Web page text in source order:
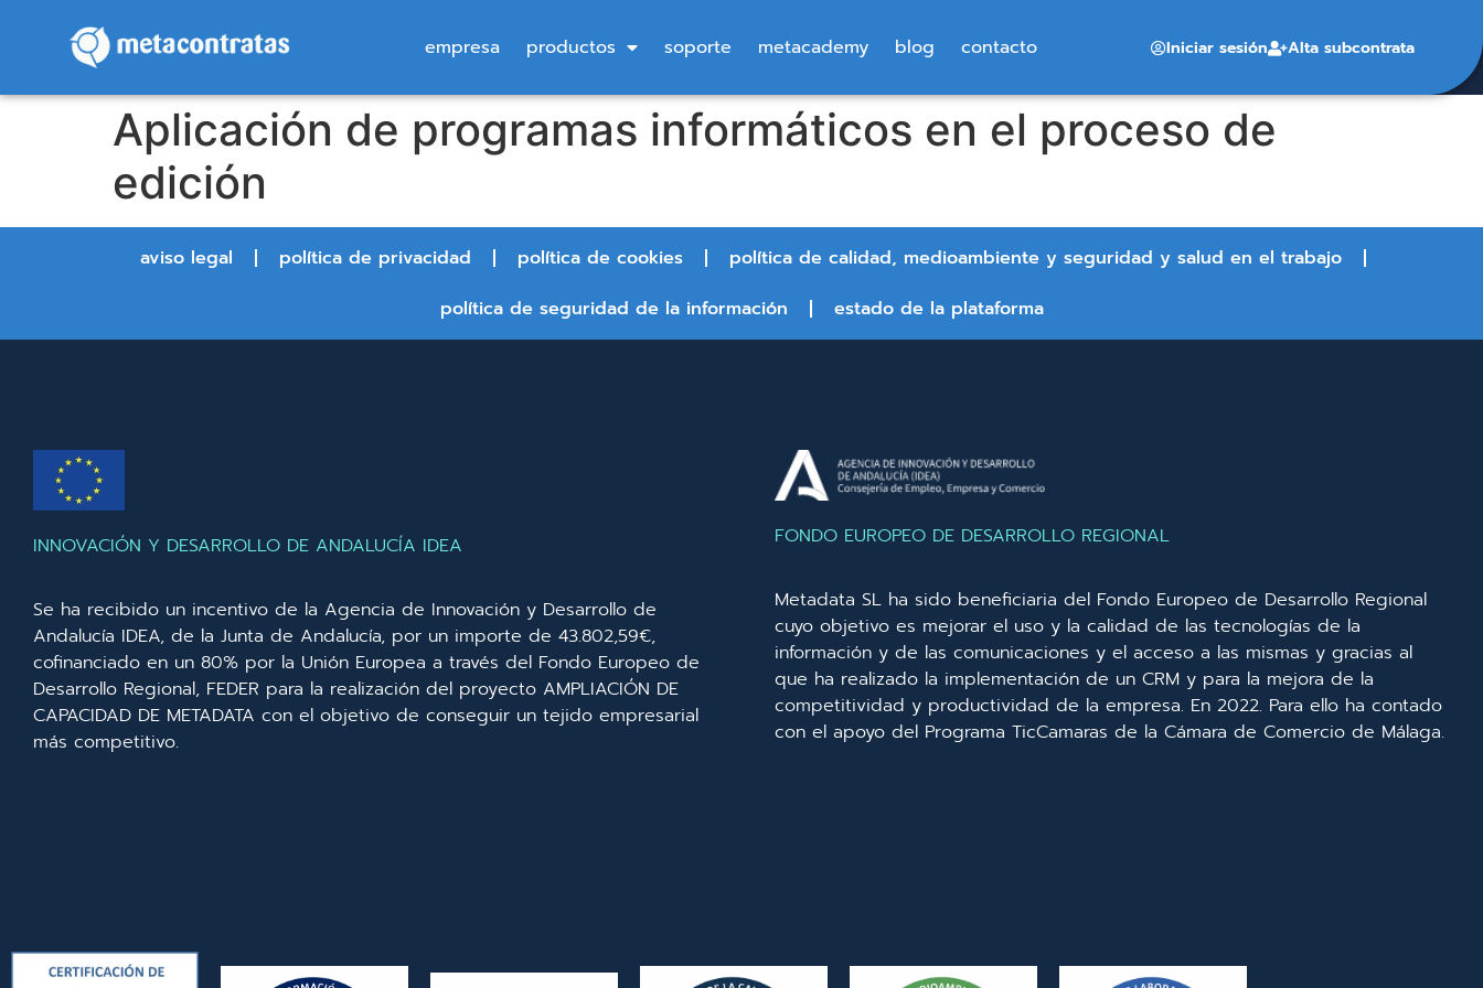
empresa productos soporte metacademy blog contacto Iniciar sesión Alta subcontrata
Aplicación de programas informáticos en el proceso de
edición
aviso legal política de privacidad política de cookies
política de calidad, medioambiente y seguridad y salud en el trabajo
política de seguridad de la información
estado de la plataforma
INNOVACIÓN Y DESARROLLO DE ANDALUCÍA IDEA
Se ha recibido un incentivo de la Agencia de Innovación y Desarrollo de
Andalucía IDEA, de la Junta de Andalucía, por un importe de 43.802,59€,
cofinanciado en un 80% por la Unión Europea a través del Fondo Europeo de
Desarrollo Regional, FEDER para la realización del proyecto AMPLIACIÓN DE
CAPACIDAD DE METADATA con el objetivo de conseguir un tejido empresarial
más competitivo.
FONDO EUROPEO DE DESARROLLO REGIONAL
Metadata SL ha sido beneficiaria del Fondo Europeo de Desarrollo Regional
cuyo objetivo es mejorar el uso y la calidad de las tecnologías de la
información y de las comunicaciones y el acceso a las mismas y gracias al
que ha realizado la implementación de un CRM y para la mejora de la
competitividad y productividad de la empresa. En 2022. Para ello ha contado
con el apoyo del Programa TicCamaras de la Cámara de Comercio de Málaga.